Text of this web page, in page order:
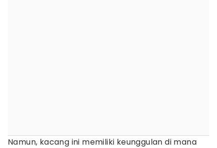
Namun, kacang ini memiliki keunggulan di mana